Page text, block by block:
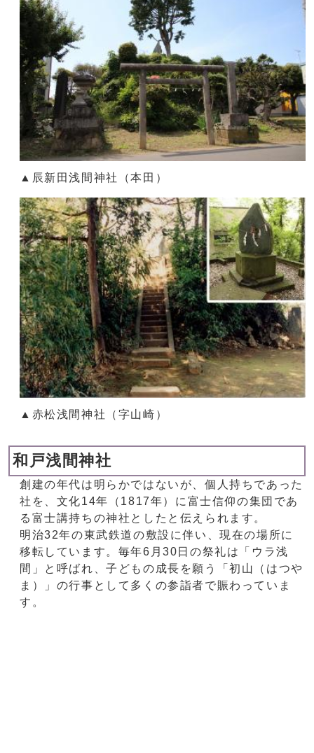
▲辰新田浅間神社（本田）
▲赤松浅間神社（字山崎）
和戸浅間神社
創建の年代は明らかではないが、個人持ちであった
社を、文化14年（1817年）に富士信仰の集団であ
る富士講持ちの神社としたと伝えられます。
明治32年の東武鉄道の敷設に伴い、現在の場所に
移転しています。毎年6月30日の祭礼は「ウラ浅
間」と呼ばれ、子どもの成長を願う「初山（はつや
ま）」の行事として多くの参詣者で賑わっていま
す。